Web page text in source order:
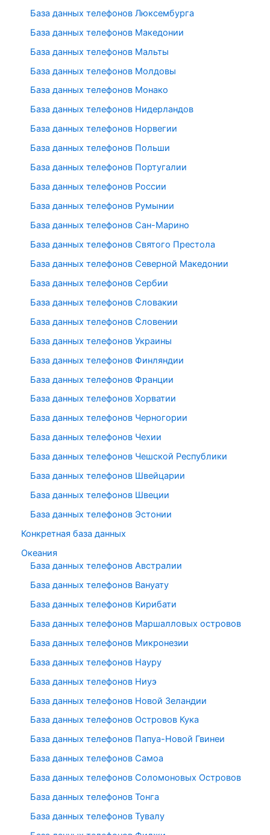
База данных телефонов Люксембурга
База данных телефонов Македонии
База данных телефонов Мальты
База данных телефонов Молдовы
База данных телефонов Монако
База данных телефонов Нидерландов
База данных телефонов Норвегии
База данных телефонов Польши
База данных телефонов Португалии
База данных телефонов России
База данных телефонов Румынии
База данных телефонов Сан-Марино
База данных телефонов Святого Престола
База данных телефонов Северной Македонии
База данных телефонов Сербии
База данных телефонов Словакии
База данных телефонов Словении
База данных телефонов Украины
База данных телефонов Финляндии
База данных телефонов Франции
База данных телефонов Хорватии
База данных телефонов Черногории
База данных телефонов Чехии
База данных телефонов Чешской Республики
База данных телефонов Швейцарии
База данных телефонов Швеции
База данных телефонов Эстонии
Конкретная база данных
Океания
База данных телефонов Австралии
База данных телефонов Вануату
База данных телефонов Кирибати
База данных телефонов Маршалловых островов
База данных телефонов Микронезии
База данных телефонов Науру
База данных телефонов Ниуэ
База данных телефонов Новой Зеландии
База данных телефонов Островов Кука
База данных телефонов Папуа-Новой Гвинеи
База данных телефонов Самоа
База данных телефонов Соломоновых Островов
База данных телефонов Тонга
База данных телефонов Тувалу